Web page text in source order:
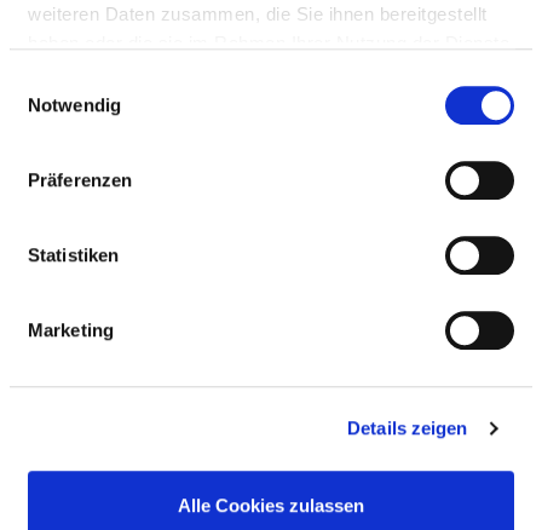
weiteren Daten zusammen, die Sie ihnen bereitgestellt
Notwendig
Präferenzen
Statistiken
Marketing
Details zeigen
Alle Cookies zulassen
Tel.:03431-656-0
Anfahrt
Unsere Einrichtung ist eine Tagesklinik für psychisch
ausgestattete Therapieplätze vor, nach oder anstelle...
BASIS-INFOS